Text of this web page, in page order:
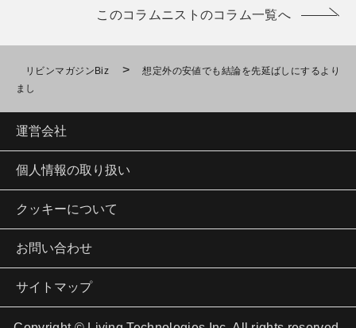
このコラムニストのコラム一覧へ
リビンマガジンBiz >
想定外の安値でも結論を先延ばしにするより
まし
運営会社
個人情報の取り扱い
クッキーについて
お問い合わせ
サイトマップ